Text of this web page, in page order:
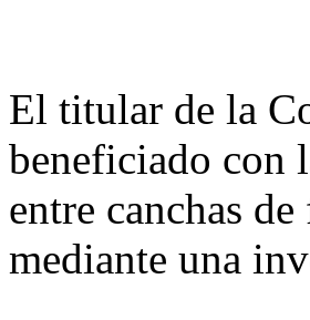
El titular de la
beneficiado con
entre canchas
mediante una